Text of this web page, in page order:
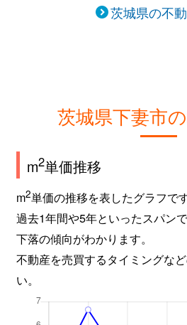
茨城県の不
茨城県下妻市
m2単価推移
m2単価の推移を表したグラフです
過去1年間や5年といったスパン
下落の傾向がわかります。
不動産を売買するタイミングな
い。